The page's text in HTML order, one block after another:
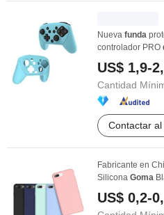
Nueva funda
controlador PRO
US$ 1,9-
Cantidad
Contactar
Fabricante en
Silicona Goma
para ...
US$ 0,2-